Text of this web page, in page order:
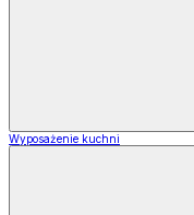
Wyposażenie kuchni